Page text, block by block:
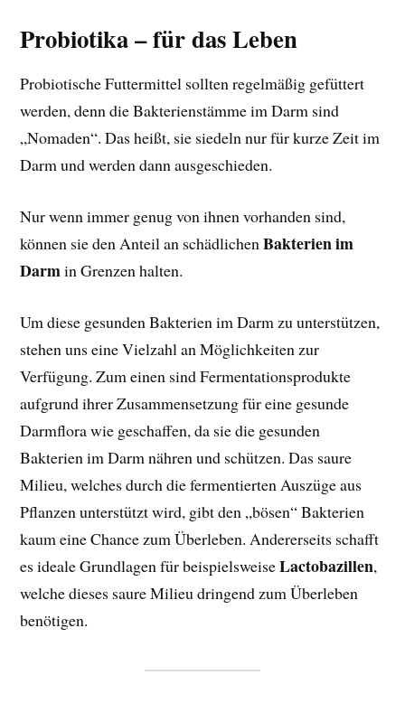
Probiotika – für das Leben
Probiotische Futtermittel sollten regelmäßig gefüttert
werden, denn die Bakterienstämme im Darm sind
„Nomaden“. Das heißt, sie siedeln nur für kurze Zeit im
Darm und werden dann ausgeschieden.
Nur wenn immer genug von ihnen vorhanden sind,
können sie den Anteil an schädlichenBakterien im
Darmin Grenzen halten.
Um diese gesunden Bakterien im Darm zu unterstützen,
stehen uns eine Vielzahl an Möglichkeiten zur
Verfügung. Zum einen sind Fermentationsprodukte
aufgrund ihrer Zusammensetzung für eine gesunde
Darmflora wie geschaffen, da sie die gesunden
Bakterien im Darm nähren und schützen. Das saure
Milieu, welches durch die fermentierten Auszüge aus
Pflanzen unterstützt wird, gibt den „bösen“ Bakterien
kaum eine Chance zum Überleben. Andererseits schafft
es ideale Grundlagen für beispielsweiseLactobazillen,
welche dieses saure Milieu dringend zum Überleben
benötigen.